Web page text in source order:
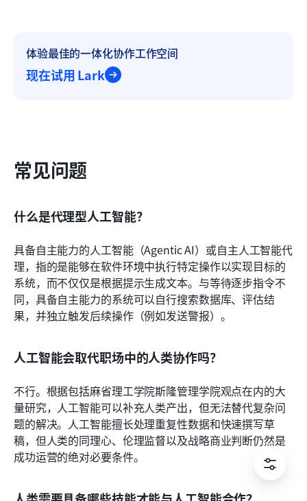
体验最佳的一体化协作工作空间
现在试用 Lark
常见问题
什么是代理型人工智能？
具备自主能力的人工智能（Agentic AI）或自主人工智能代
理，指的是能够在软件环境中执行特定操作以实现目标的
系统，而不仅仅是根据提示生成文本。与等待逐步指令不
同，具备自主能力的系统可以自行搜索数据库、评估结
果，并独立触发后续操作（例如发送警报）。
人工智能会取代职场中的人类协作吗？
不行。根据包括麻省理工学院斯隆管理学院观点在内的大
量研究，人工智能可以补充人类产出，但无法替代复杂问
题的解决。人工智能擅长处理重复性数据和快速撰写草
稿，但人类的同理心、伦理监督以及战略商业判断仍然是
成功运营的绝对必要条件。